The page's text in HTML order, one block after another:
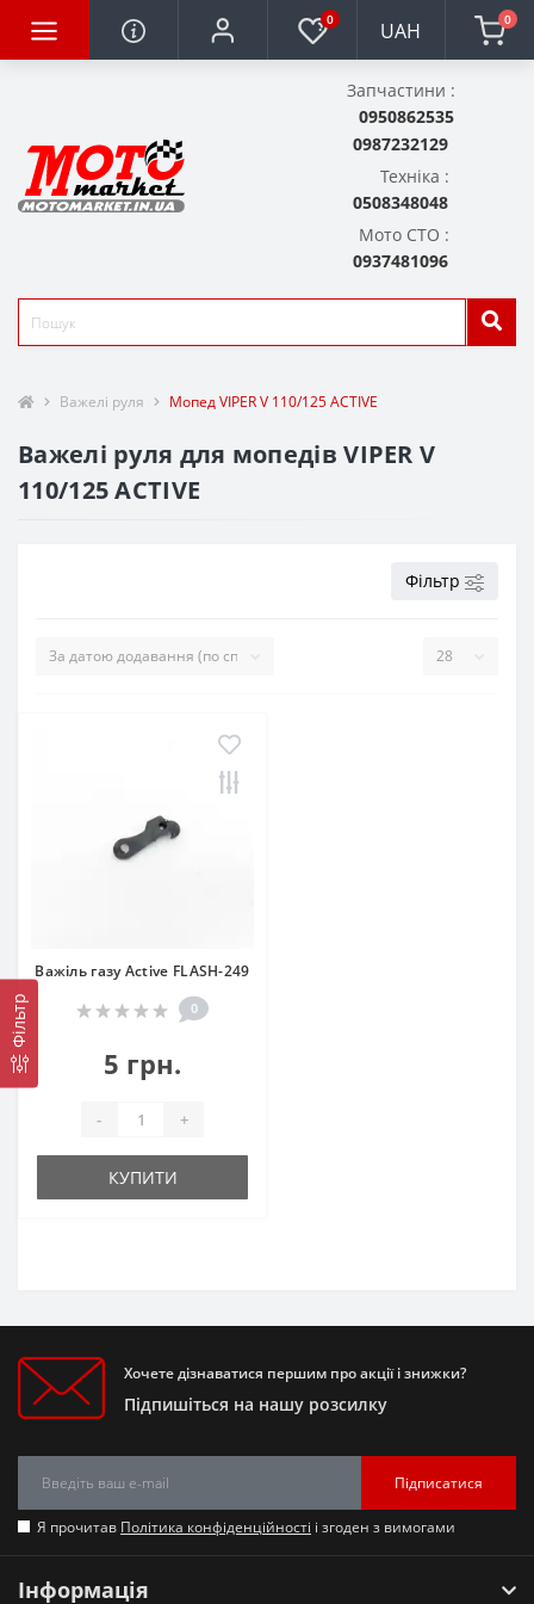
0 UAH 0
Запчастини :
0950862535
0987232129
Техніка :
0508348048
Мото СТО :
0937481096
Важелі руля Мопед VIPER V 110/125 ACTIVE
Важелі руля для мопедів VIPER V
110/125 ACTIVE
Фільтр
Фільтр
Важіль газу Active FLASH-249
0
5 грн.
- +
КУПИТИ
Хочете дізнаватися першим про акції і знижки?
Підпишіться на нашу розсилку
Підписатися
Я прочитав Політика конфіденційності і згоден з вимогами
Інформація